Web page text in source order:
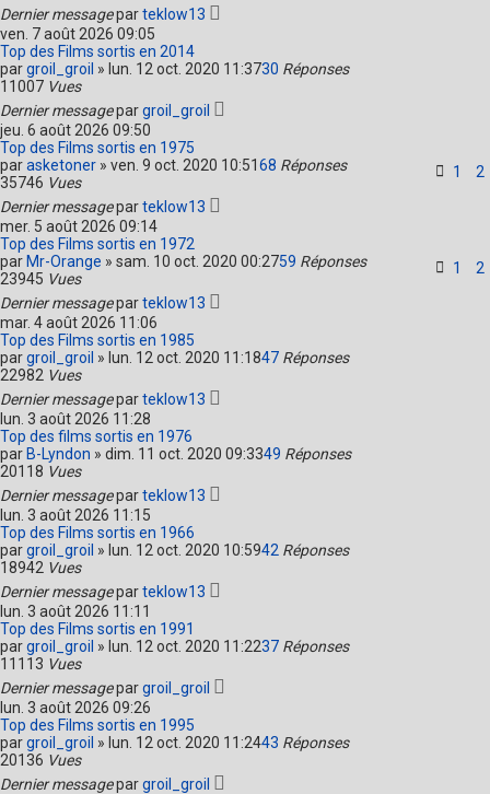
Dernier messageparteklow13
ven. 7 août 2026 09:05
Top des Films sortis en 2014
pargroil_groil » lun. 12 oct. 2020 11:3730 Réponses
11007 Vues
Dernier messagepargroil_groil
jeu. 6 août 2026 09:50
Top des Films sortis en 1975
parasketoner » ven. 9 oct. 2020 10:51 1 2
68 Réponses
35746 Vues
Dernier messageparteklow13
mer. 5 août 2026 09:14
Top des Films sortis en 1972
par Mr-Orange » sam. 10 oct. 2020 00:27 1 2
59 Réponses
23945 Vues
Dernier messageparteklow13
mar. 4 août 2026 11:06
Top des Films sortis en 1985
pargroil_groil » lun. 12 oct. 2020 11:1847 Réponses
22982 Vues
Dernier messageparteklow13
lun. 3 août 2026 11:28
Top des films sortis en 1976
par B-Lyndon » dim. 11 oct. 2020 09:3349 Réponses
20118 Vues
Dernier messageparteklow13
lun. 3 août 2026 11:15
Top des Films sortis en 1966
pargroil_groil » lun. 12 oct. 2020 10:5942 Réponses
18942 Vues
Dernier messageparteklow13
lun. 3 août 2026 11:11
Top des Films sortis en 1991
pargroil_groil » lun. 12 oct. 2020 11:2237 Réponses
11113 Vues
Dernier messagepargroil_groil
lun. 3 août 2026 09:26
Top des Films sortis en 1995
pargroil_groil » lun. 12 oct. 2020 11:2443 Réponses
20136 Vues
Dernier messagepargroil_groil